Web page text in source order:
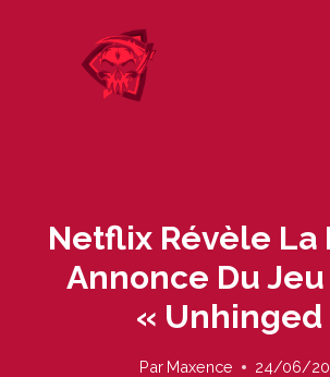
Netflix Révèle La
Annonce Du
« Unhinged
Par Maxence 24/06/